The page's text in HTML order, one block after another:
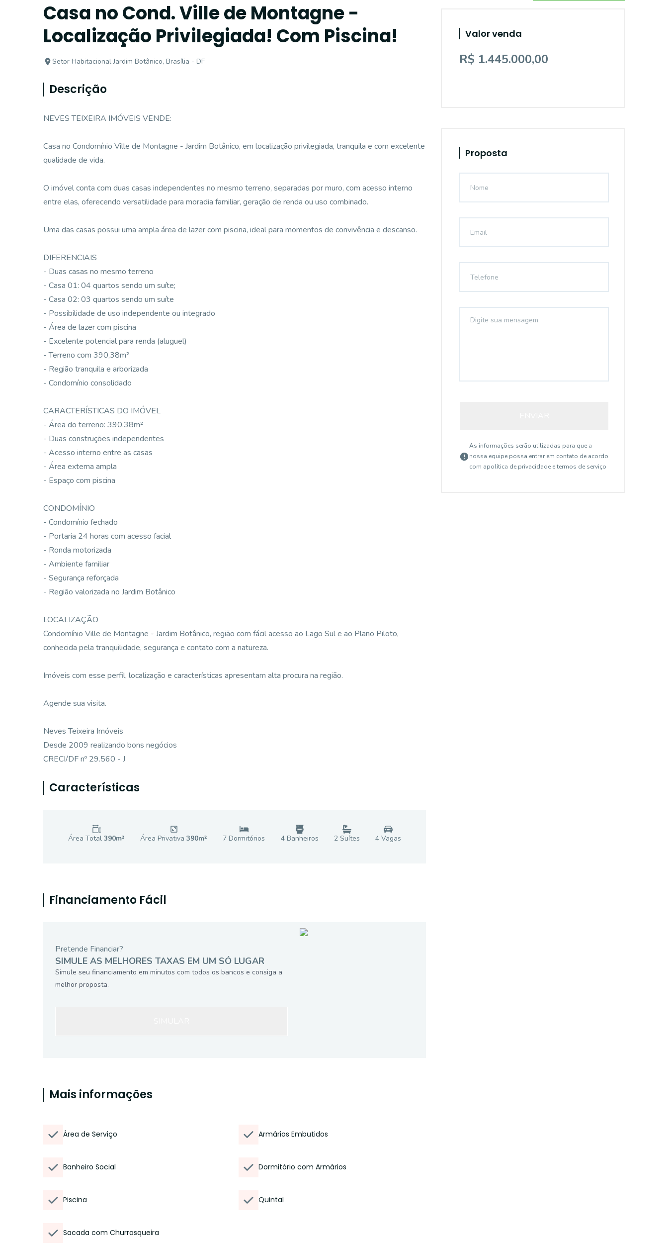
Casa no Cond. Ville de Montagne -
Localização Privilegiada! Com Piscina!
Setor Habitacional Jardim Botânico, Brasília - DF
Descrição
NEVES TEIXEIRA IMÓVEIS VENDE:
Casa no Condomínio Ville de Montagne - Jardim Botânico, em localização privilegiada, tranquila e com excelente
qualidade de vida.
O imóvel conta com duas casas independentes no mesmo terreno, separadas por muro, com acesso interno
entre elas, oferecendo versatilidade para moradia familiar, geração de renda ou uso combinado.
Uma das casas possui uma ampla área de lazer com piscina, ideal para momentos de convivência e descanso.
DIFERENCIAIS
- Duas casas no mesmo terreno
- Casa 01: 04 quartos sendo um suíte;
- Casa 02: 03 quartos sendo um suíte
- Possibilidade de uso independente ou integrado
- Área de lazer com piscina
- Excelente potencial para renda (aluguel)
- Terreno com 390,38m²
- Região tranquila e arborizada
- Condomínio consolidado
CARACTERÍSTICAS DO IMÓVEL
- Área do terreno: 390,38m²
- Duas construções independentes
- Acesso interno entre as casas
- Área externa ampla
- Espaço com piscina
CONDOMÍNIO
- Condomínio fechado
- Portaria 24 horas com acesso facial
- Ronda motorizada
- Ambiente familiar
- Segurança reforçada
- Região valorizada no Jardim Botânico
LOCALIZAÇÃO
Condomínio Ville de Montagne - Jardim Botânico, região com fácil acesso ao Lago Sul e ao Plano Piloto,
conhecida pela tranquilidade, segurança e contato com a natureza.
Imóveis com esse perfil, localização e características apresentam alta procura na região.
Agende sua visita.
Neves Teixeira Imóveis
Desde 2009 realizando bons negócios
CRECI/DF nº 29.560 - J
Características
Área Total 390m² Área Privativa390m² 7 Dormitórios 4Banheiros 2Suítes 4Vagas
Financiamento Fácil
Pretende Financiar?
SIMULE AS MELHORES TAXAS EM UM SÓ LUGAR
Simule seu financiamento em minutos com todos os bancos e consiga a
melhor proposta.
Mais informações
Área de Serviço Armários Embutidos
Banheiro Social Dormitório com Armários
Piscina Quintal
Sacada com Churrasqueira
Valor venda
R$ 1.445.000,00
Proposta
As informações serão utilizadas para que a
nossa equipe possa entrar em contato de acordo
com apolítica de privacidade e termos de serviço